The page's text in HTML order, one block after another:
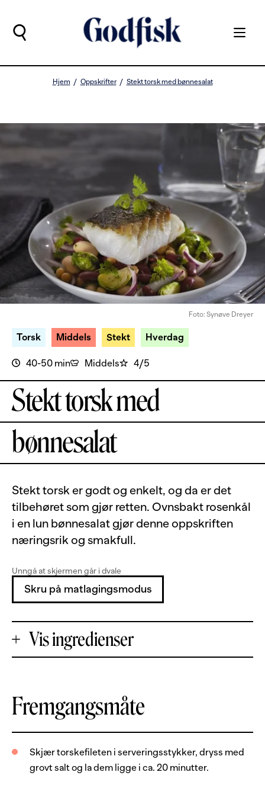
Hjem Oppskrifter Stekt torsk med bønnesalat
Foto: Synøve Dreyer
Torsk Middels Stekt Hverdag
40-50 min Middels 4/5
Stekt torsk med
bønnesalat
Stekt torsk er godt og enkelt, og da er det
tilbehøret som gjør retten. Ovnsbakt rosenkål
i en lun bønnesalat gjør denne oppskriften
næringsrik og smakfull.
Unngå at skjermen går i dvale
Skru på matlagingsmodus
Vis ingredienser
Porsjoner
800 g
torskefilet, med skinn
2 ss
salt, grovt
Fremgangsmåte
Skjær torskefileten i serveringsstykker, dryss med
grovt salt og la dem ligge i ca. 20 minutter.